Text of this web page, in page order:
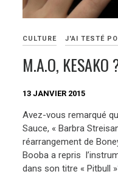
CULTURE J'AI TESTÉ
M.A.O, KESAKO
13 JANVIER 2015
Avez-vous remarqué
Sauce, « Barbra
réarrangement de
Booba a repris
dans son titre « Pitbull